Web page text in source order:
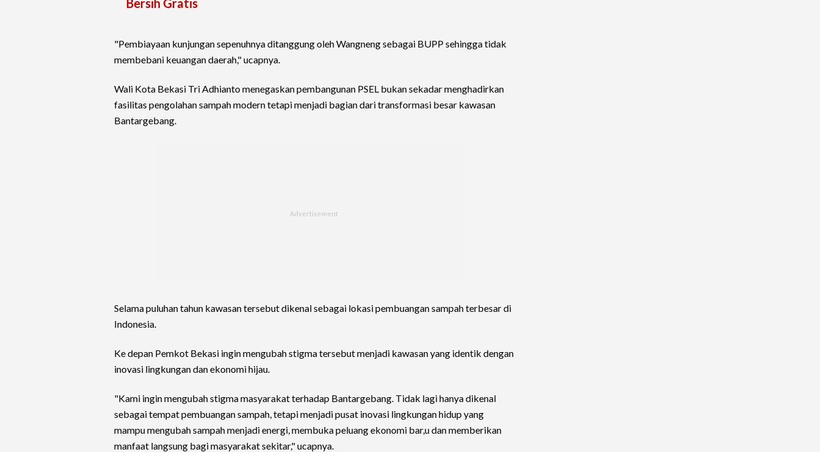
Bersih Gratis
"Pembiayaan kunjungan sepenuhnya ditanggung oleh Wangneng sebagai BUPP sehingga tidak
membebani keuangan daerah," ucapnya.
Wali Kota Bekasi Tri Adhianto menegaskan pembangunan PSEL bukan sekadar menghadirkan
fasilitas pengolahan sampah modern tetapi menjadi bagian dari transformasi besar kawasan
Bantargebang.
Selama puluhan tahun kawasan tersebut dikenal sebagai lokasi pembuangan sampah terbesar di
Indonesia.
Ke depan Pemkot Bekasi ingin mengubah stigma tersebut menjadi kawasan yang identik dengan
inovasi lingkungan dan ekonomi hijau.
"Kami ingin mengubah stigma masyarakat terhadap Bantargebang. Tidak lagi hanya dikenal
sebagai tempat pembuangan sampah, tetapi menjadi pusat inovasi lingkungan hidup yang
mampu mengubah sampah menjadi energi, membuka peluang ekonomi bar,u dan memberikan
manfaat langsung bagi masyarakat sekitar," ucapnya.